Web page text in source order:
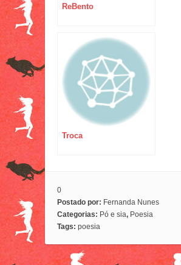
ReBento
Troca
0
Postado por: Fernanda Nunes
Categorias: Pó e sia, Poesia
Tags: poesia